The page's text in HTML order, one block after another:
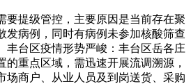
要提级管控，主要原因是当前存在聚
发病例，同时有病例未参加核酸筛查
丰台区疫情形势严峻：丰台区岳各庄
的重点区域，需迅速开展流调溯源，
场商户、从业人员及到岗送货、采购